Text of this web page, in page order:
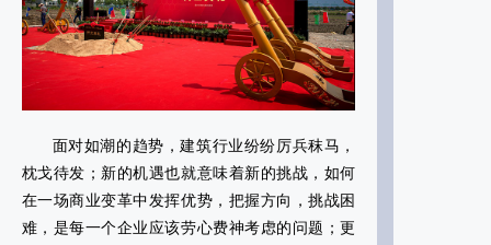
面对如潮的趋势，建筑行业纷纷厉兵秣马，
枕戈待发；新的机遇也就意味着新的挑战，如何
在一场商业变革中发挥优势，把握方向，挑战困
难，是每一个企业应该劳心费神考虑的问题；更